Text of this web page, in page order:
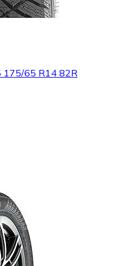
175/65 R14 82R